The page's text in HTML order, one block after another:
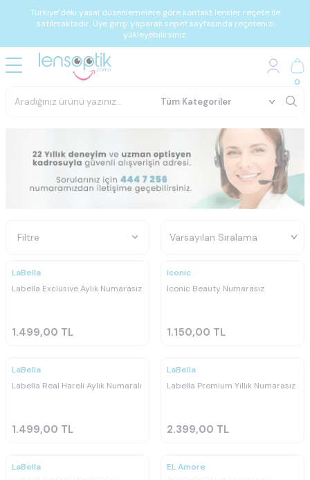
Türkiye’deki yasal düzenlemelere göre kontakt lensler reçete ile
satılmaktadır. Üye girişi yaparak sepet sayfasında reçetenizi
yükleyebilirsiniz.
0
Filtre
Ücretsiz
LaBella
Labella Exclusive Aylık Numarasız
1.499,00 TL
Ücretsiz
Iconic
Iconic Beauty Numarasız
1.150,00 TL
Ücretsiz
LaBella
Labella Real Hareli Aylık Numaralı
1.499,00 TL
Ücretsiz
LaBella
Labella Premium Yıllık Numarasız
2.399,00 TL
Ücretsiz
LaBella
Ücretsiz
EL Amore